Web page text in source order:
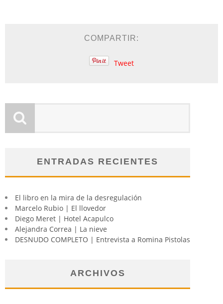
COMPARTIR:
Tweet
ENTRADAS RECIENTES
El libro en la mira de la desregulación
Marcelo Rubio | El llovedor
Diego Meret | Hotel Acapulco
Alejandra Correa | La nieve
DESNUDO COMPLETO | Entrevista a Romina Pistolas
ARCHIVOS